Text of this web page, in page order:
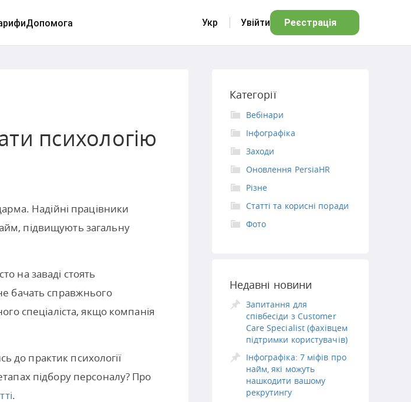
Допомога Укр Увійти Реєстрація
психологію
Надійні працівники
підвищують загальну
на заваді стоять
бачать справжнього
спеціаліста, якщо компанія
до практик психології
підбору персоналу? Про
.
Категорії
Вебінари
Інфографіка
Заходи
Оновлення PersiaHR
Різне
Статті та корисні поради
Фото
Недавні новини
Запитання для
співбесіди з Customer
Care Specialist (фахівцем
підтримки користувачів)
Інфографіка: 7 міфів про
найм, які можуть
нашкодити вашому
рекрутингу